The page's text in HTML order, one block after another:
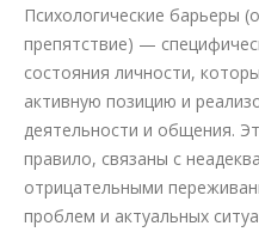
Психологические барьеры
препятствие) —
состояния личности,
активную позицию и
деятельности и общения.
правило, связаны с
отрицательными
проблем и актуальных